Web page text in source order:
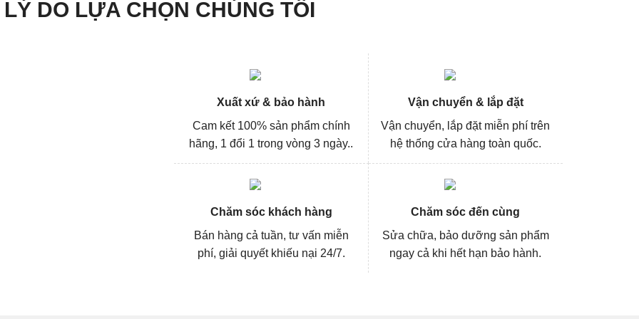
LÝ DO LỰA CHỌN CHÚNG TÔI
Xuất xứ & bảo hành
Cam kết 100% sản phẩm chính
hãng, 1 đổi 1 trong vòng 3 ngày..
Vận chuyển & lắp đặt
Vận chuyển, lắp đặt miễn phí trên
hệ thống cửa hàng toàn quốc.
Chăm sóc khách hàng
Bán hàng cả tuần, tư vấn miễn
phí, giải quyết khiếu nại 24/7.
Chăm sóc đến cùng
Sửa chữa, bảo dưỡng sản phẩm
ngay cả khi hết hạn bảo hành.